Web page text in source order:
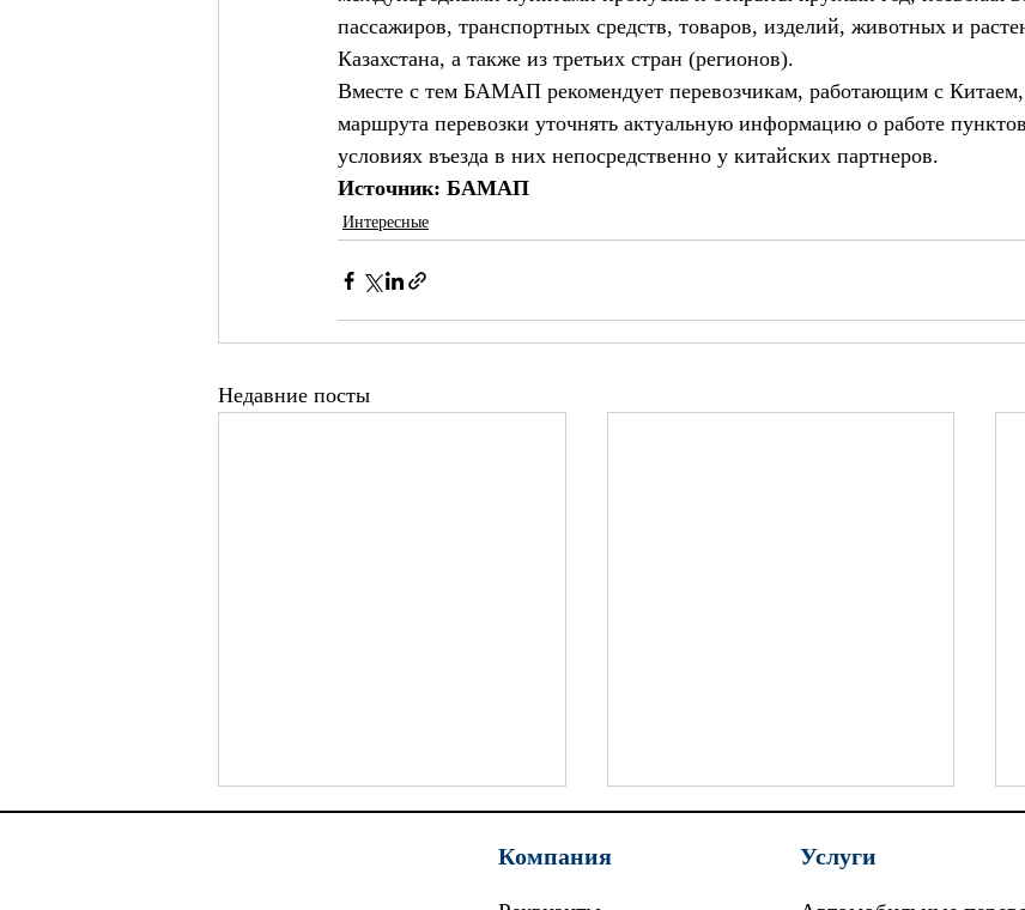
пассажиров, транспортных средств, товаров, изделий, животных и
Казахстана, а также из третьих стран (регионов).
Вместе с тем БАМАП рекомендует перевозчикам, работающим с Китаем,
маршрута перевозки уточнять актуальную информацию о работе
условиях въезда в них непосредственно у китайских партнеров.
Источник: БАМАП
Интересные
Недавние посты
Компания Услуги